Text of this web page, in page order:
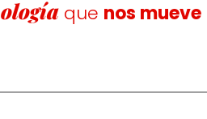
que nos mueve